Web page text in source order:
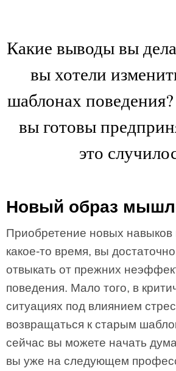
Какие выводы вы
вы хотели
шаблонах
вы готовы
это
Новый образ
Приобретение новых навыков
какое-то время, вы
отвыкать от прежних
поведения. Мало того, в
ситуациях под влиянием
возвращаться к старым
сейчас вы можете начать
вы уже на следующем